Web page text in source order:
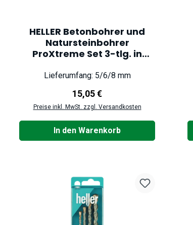
HELLER Betonbohrer und
Natursteinbohrer
ProXtreme Set 3-tlg. in
Lieferumfang: 5/6/8 mm
Regulärer Preis:
15,05 €
Preise inkl. MwSt. zzgl. Versandkosten
In den Warenkorb